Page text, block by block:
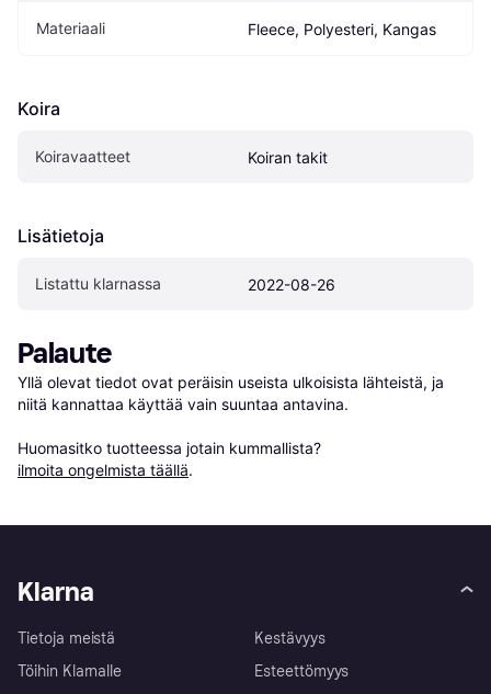
Materiaali Fleece, Polyesteri, Kangas
Koira
Koiravaatteet Koiran takit
Lisätietoja
Listattu klarnassa 2022-08-26
Palaute
Yllä olevat tiedot ovat peräisin useista ulkoisista lähteistä, ja
niitä kannattaa käyttää vain suuntaa antavina.
Huomasitko tuotteessa jotain kummallista?
ilmoita ongelmista täällä.
Klarna
Tietoja meistä
Töihin Klarnalle
Kestävyys
Esteettömyys